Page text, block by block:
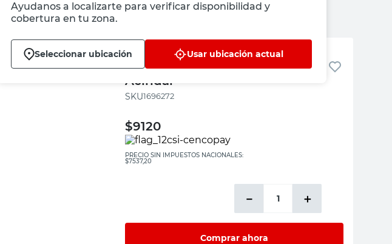
Ayudanos a localizarte para verificar disponibilidad y
cobertura en tu zona.
Seleccionar ubicación Usar ubicación actual
Acindar
Alambre Recocido N°17 1 Kg
Acindar
:1696272
$9120
PRECIO SIN IMPUESTOS NACIONALES:
$7537,20
＋
－
Comprar ahora